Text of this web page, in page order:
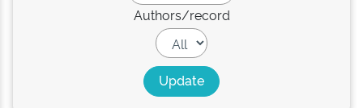
Authors/record